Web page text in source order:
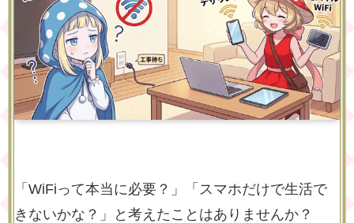
「WiFiって本当に必要？」「スマホだけで生活で
きないかな？」と考えたことはありませんか？